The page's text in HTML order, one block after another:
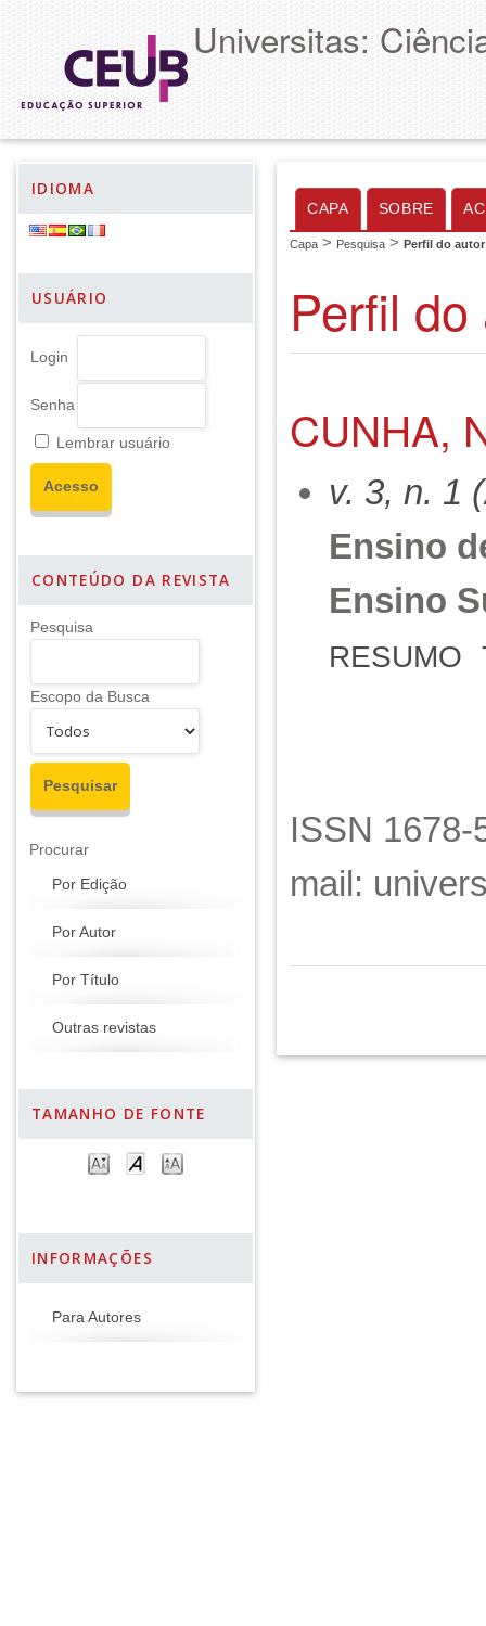
Universitas:
IDIOMA
USUÁRIO
Login
Senha
Lembrar usuário
CONTEÚDO DA REVISTA
Pesquisa
Escopo da Busca
Procurar
Por Edição
Por Autor
Por Título
Outras revistas
TAMANHO DE FONTE
INFORMAÇÕES
Para Autores
CAPA SOBRE
Capa > Pesquisa > Perfil do autor
Perfil
CUNHA,
v. 3, n. 1
Ensino
Ensino
RESUMO
ISSN
mail: